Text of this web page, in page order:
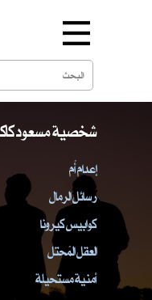
شخصية مسعود
إعدام أُم
رسائل الرمال
كوابيس كيرونا
العقل المُحتل
أمنية مستحيلة